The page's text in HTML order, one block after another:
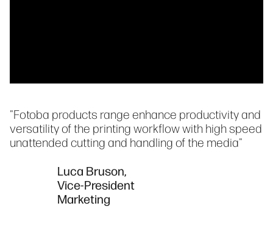
"Fotoba products range enhance productivity and
versatility of the printing workflow with high speed
unattended cutting and handling of the media"
Luca Bruson,
Vice-President
Marketing